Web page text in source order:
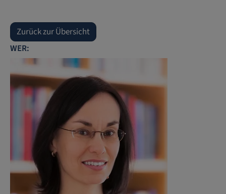
Zurück zur Übersicht
WER: